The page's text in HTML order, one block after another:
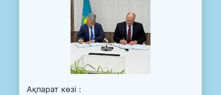
Ақпарат көзі :